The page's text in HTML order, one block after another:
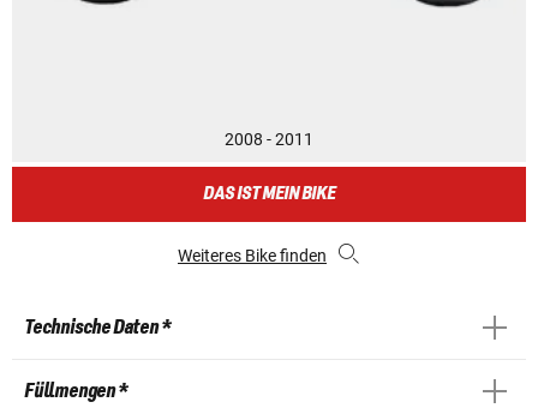
2008 - 2011
DAS IST MEIN BIKE
Weiteres Bike finden
Technische Daten *
Füllmengen *